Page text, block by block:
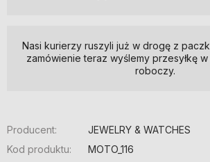
Nasi kurierzy ruszyli już w drogę z
zamówienie teraz wyślemy przesyłkę
roboczy.
Producent:
JEWELRY & WATCHES
Kod produktu:
MOTO_116